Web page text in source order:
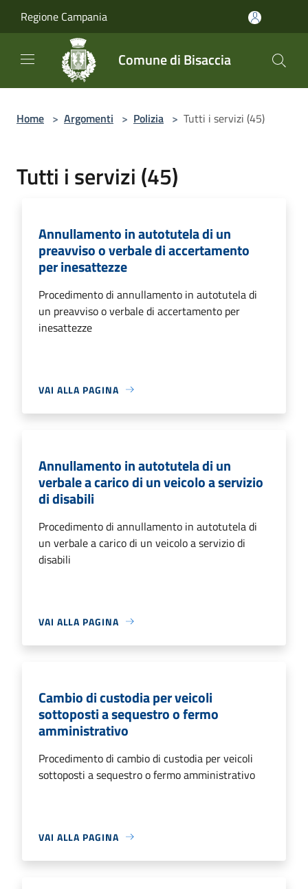
Regione Campania
Comune di Bisaccia
Home > Argomenti > Polizia > Tutti i servizi (45)
Tutti i servizi (45)
Annullamento in autotutela di un
preavviso o verbale di accertamento
per inesattezze
Procedimento di annullamento in autotutela di
un preavviso o verbale di accertamento per
inesattezze
VAI ALLA PAGINA
Annullamento in autotutela di un
verbale a carico di un veicolo a servizio
di disabili
Procedimento di annullamento in autotutela di
un verbale a carico di un veicolo a servizio di
disabili
VAI ALLA PAGINA
Cambio di custodia per veicoli
sottoposti a sequestro o fermo
amministrativo
Procedimento di cambio di custodia per veicoli
sottoposti a sequestro o fermo amministrativo
VAI ALLA PAGINA